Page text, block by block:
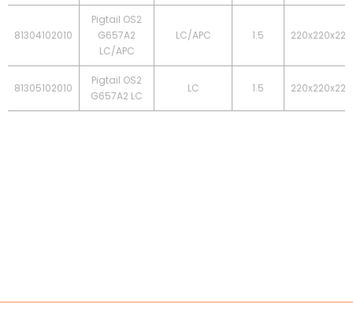
81304102010
Pigtail OS2
G657A2
LC/APC
LC/APC 1.5 220x220x225
81305102010
Pigtail OS2
G657A2 LC
LC 1.5 220x220x225